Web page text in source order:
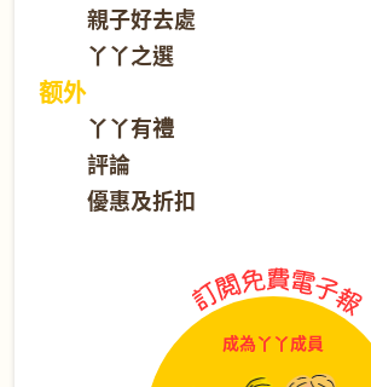
親子好去處
丫丫之選
额外
丫丫有禮
評論
優惠及折扣
成為丫丫成員